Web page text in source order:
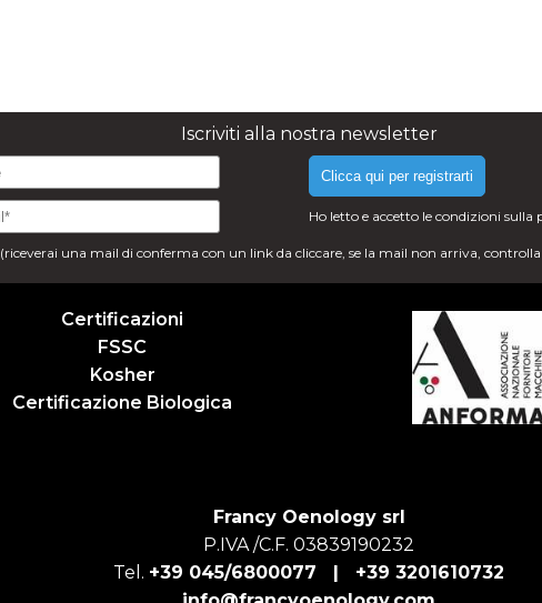
Iscriviti alla nostra newsletter
Clicca qui per registrarti
Ho letto e accetto le condizioni sulla
(riceverai una mail di conferma con un link da cliccare, se la mail non arriva,
Certificazioni
FSSC
Kosher
Certificazione Biologica
Francy Oenology srl
P.IVA /C.F. 03839190232
Tel. +39 045/6800077 | +39 3201610732